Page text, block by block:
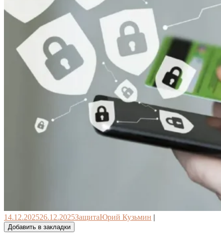
14.12.202526.12.2025ЗащитаЮрий Кузьмин |
Добавить в закладки